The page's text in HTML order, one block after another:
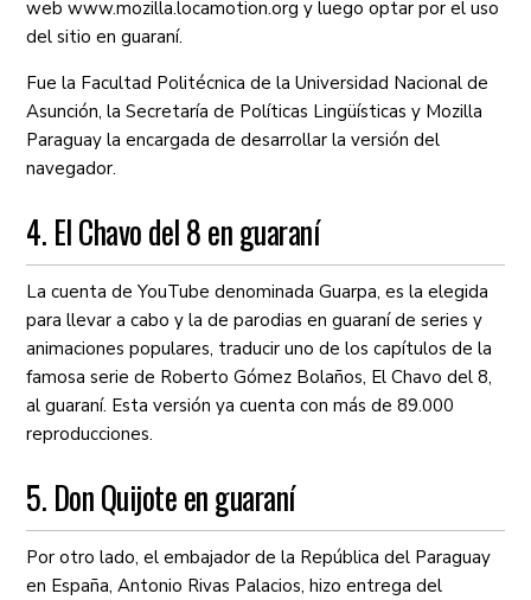
web www.mozilla.locamotion.org y luego optar por el uso
del sitio en guaraní.
Fue la Facultad Politécnica de la Universidad Nacional de
Asunción, la Secretaría de Políticas Lingüísticas y Mozilla
Paraguay la encargada de desarrollar la versión del
navegador.
4. El Chavo del 8 en guaraní
La cuenta de YouTube denominada Guarpa, es la elegida
para llevar a cabo y la de parodias en guaraní de series y
animaciones populares, traducir uno de los capítulos de la
famosa serie de Roberto Gómez Bolaños, El Chavo del 8,
al guaraní. Esta versión ya cuenta con más de 89.000
reproducciones.
5. Don Quijote en guaraní
Por otro lado, el embajador de la República del Paraguay
en España, Antonio Rivas Palacios, hizo entrega del